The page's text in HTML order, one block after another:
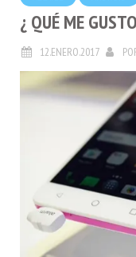
¿ QUÉ ME
12.ENERO.2017